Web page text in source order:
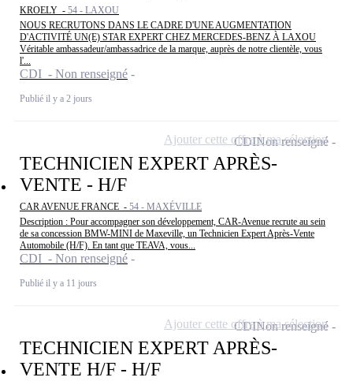
KROELY - 54 - LAXOU
NOUS RECRUTONS DANS LE CADRE D'UNE AUGMENTATION
D'ACTIVITÉ UN(E) STAR EXPERT CHEZ MERCEDES-BENZ À LAXOU
Véritable ambassadeur/ambassadrice de la marque, auprès de notre clientèle, vous
l'...
CDI - Non renseigné
Publié il y a 2 jours
TECHNICIEN EXPERT APRÈS-
VENTE - H/F
CAR AVENUE FRANCE - 54 - MAXÉVILLE
Description : Pour accompagner son développement, CAR-Avenue recrute au sein
de sa concession BMW-MINI de Maxeville, un Technicien Expert Après-Vente
Automobile (H/F). En tant que TEAVA, vous...
CDI - Non renseigné
Publié il y a 11 jours
CDINon renseigné
Ajouter cette offre à ma sélection
TECHNICIEN EXPERT APRÈS-
VENTE H/F - H/F
CDINon renseigné
Ajouter cette offre à ma sélection